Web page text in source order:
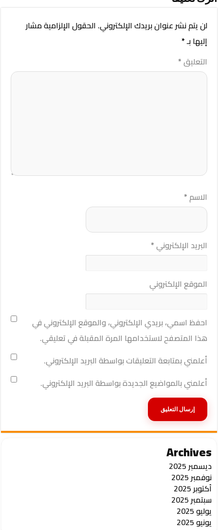
لن يتم نشر عنوان بريدك الإلكتروني. الحقول الإلزامية مشار
إليها بـ*
التعليق*
الاسم*
البريد الإلكتروني*
الموقع الإلكتروني
احفظ اسمي، بريدي الإلكتروني، والموقع الإلكتروني في
هذا المتصفح لاستخدامها المرة المقبلة في تعليقي.
أعلمني بمتابعة التعليقات بواسطة البريد الإلكتروني.
أعلمني بالمواضيع الجديدة بواسطة البريد الإلكتروني.
Archives
ديسمبر 2025
نوفمبر 2025
أكتوبر 2025
سبتمبر 2025
يوليو 2025
يونيو 2025